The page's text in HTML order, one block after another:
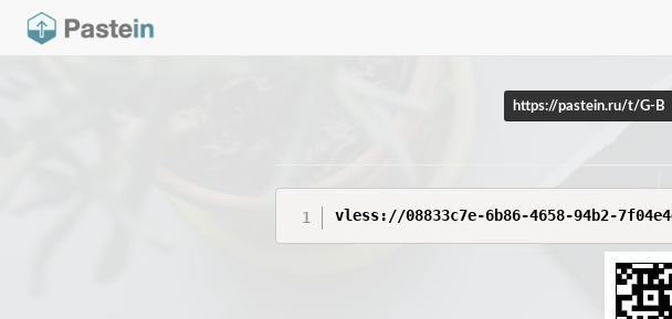
https://pastein.ru/t/G-B
vless://08833c7e-6b86-4658-94b2-